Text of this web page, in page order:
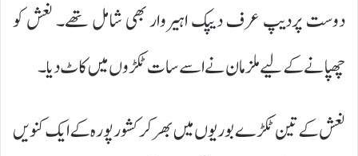
دوست پردیپ عرف دیپک اہیروار بھی شامل تھے۔ نعش کو
چھپانے کے لیے ملزمان نے اسے سات ٹکڑوں میں کاٹ دیا۔
نعش کے تین ٹکڑے بوریوں میں بھر کر کشور پورہ کے ایک کنویں